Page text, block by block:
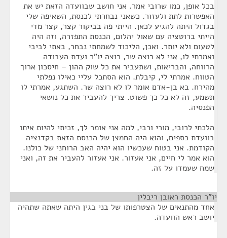
בכל אופן, כמו שרובי אמר. אני חושב שבוועדה הזאת יש את
האפשרות לתת ולעזור. כשאני נבחרתי לכנסת, השאיפה שלי
בגדול היתה להגיע לכאן. הייתי פה בביקור קצר, קצר מדי
הייתי ברוטציה עם שאול יהלום, הכנסת התפזרה, וזה היה
לטעום ולא יותר. ואכן, הליכוד לשמחתי נבחר, באתי לביבי
ואמרתי לו, אני לא רוצה שר, רוצה יו"ר ועדת העבודה
הרווחה, והבריאות, ושתעביר את כל שוק ההון – חיסכון ארוך
הטווח. אמרתי לי, קיבלת. הוא הסתכל עליי כאילו נפלתי
מהירח. בא בן-אדם אומר לו לא רוצה שר. השתגע, אמרתי לו
תשמע, זה לא כל כך פשוט. צריך להעביר את כל נושאי
הפנסיה.
הלכתי לרובי, מורי ורבי, למה אני אומר לך, זכיתי להיות איתו
בוועדת כספים, והוא היה החמצן של הכנסת הזאת בקדנציה
הקודמת. אני בטוח שעכשיו הוא יהיה האב הרוחני של כולנו.
הוא אמר לי חיים, אני אעזור. אני אעזור להעביר את זה, ואני
שמח שעמדו על זה.
יו"ר הכנסת ראובן ריבלין
אחד מהתנאים של הצטרפותו של בני בגין היתה שאתה שתהיה
יושב ראש הוועדה.